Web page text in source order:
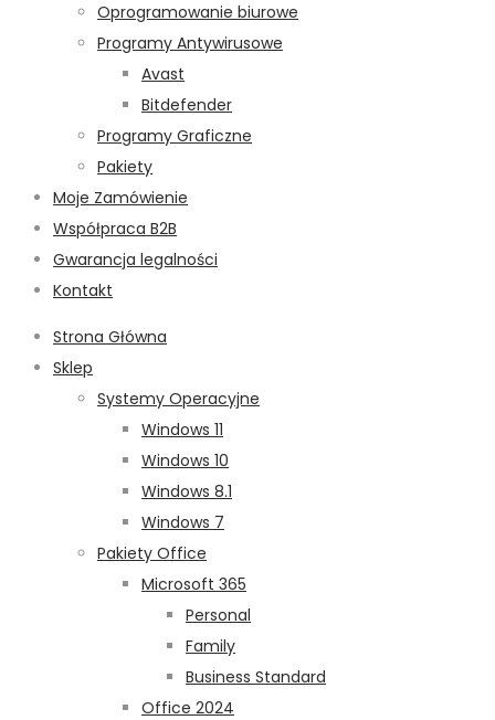
Oprogramowanie biurowe
Programy Antywirusowe
Avast
Bitdefender
Programy Graficzne
Pakiety
Moje Zamówienie
Współpraca B2B
Gwarancja legalności
Kontakt
Strona Główna
Sklep
Systemy Operacyjne
Windows 11
Windows 10
Windows 8.1
Windows 7
Pakiety Office
Microsoft 365
Personal
Family
Business Standard
Office 2024